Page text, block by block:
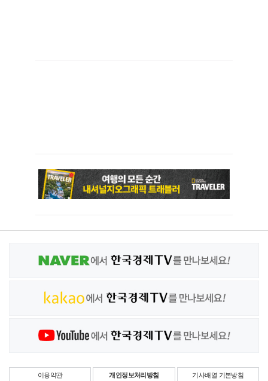
이용약관 개인정보처리방침 기사배열 기본방침